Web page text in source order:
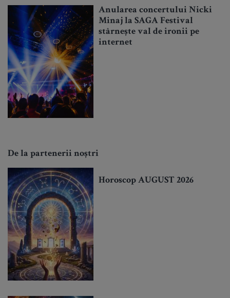
Anularea concertului Nicki
Minaj la SAGA Festival
stârnește val de ironii pe
internet
De la partenerii noștri
Horoscop AUGUST 2026